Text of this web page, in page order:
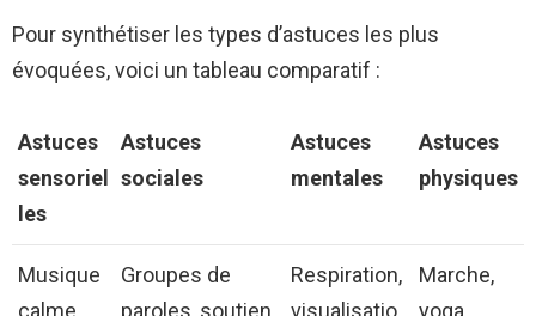
Pour synthétiser les types d’astuces les plus
évoquées, voici un tableau comparatif :
Astuces
sensoriel
les
Astuces
sociales
Astuces
mentales
Astuces
physiques
Musique
calme,
Groupes de
paroles, soutien
Respiration,
visualisatio
Marche,
yoga